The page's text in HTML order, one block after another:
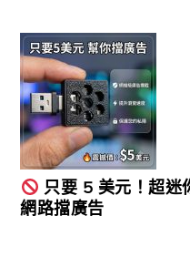
只要 5 美元！超迷
網路擋廣告